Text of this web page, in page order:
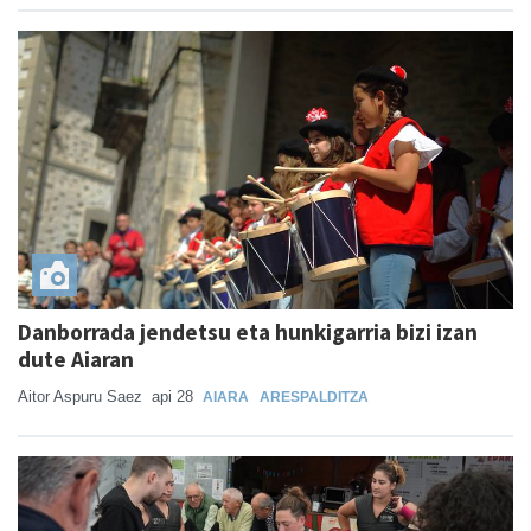
Danborrada jendetsu eta hunkigarria bizi izan
dute Aiaran
Aitor Aspuru Saez api 28 AIARA ARESPALDITZA